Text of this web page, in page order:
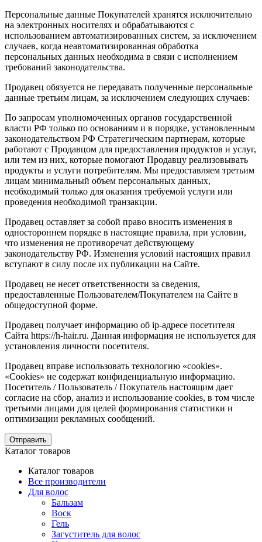
Персональные данные Покупателей хранятся исключительно
на электронных носителях и обрабатываются с
использованием автоматизированных систем, за исключением
случаев, когда неавтоматизированная обработка
персональных данных необходима в связи с исполнением
требований законодательства.
Продавец обязуется не передавать полученные персональные
данные третьим лицам, за исключением следующих случаев:
По запросам уполномоченных органов государственной
власти РФ только по основаниям и в порядке, установленным
законодательством РФ Стратегическим партнерам, которые
работают с Продавцом для предоставления продуктов и услуг,
или тем из них, которые помогают Продавцу реализовывать
продукты и услуги потребителям. Мы предоставляем третьим
лицам минимальный объем персональных данных,
необходимый только для оказания требуемой услуги или
проведения необходимой транзакции.
Продавец оставляет за собой право вносить изменения в
одностороннем порядке в настоящие правила, при условии,
что изменения не противоречат действующему
законодательству РФ. Изменения условий настоящих правил
вступают в силу после их публикации на Сайте.
Продавец не несет ответственности за сведения,
предоставленные Пользователем/Покупателем на Сайте в
общедоступной форме.
Продавец получает информацию об ip-адресе посетителя
Сайта https://h-hair.ru. Данная информация не используется для
установления личности посетителя.
Продавец вправе использовать технологию «cookies».
«Cookies» не содержат конфиденциальную информацию.
Посетитель / Пользователь / Покупатель настоящим дает
согласие на сбор, анализ и использование cookies, в том числе
третьими лицами для целей формирования статистики и
оптимизации рекламных сообщений.
Отправить
Каталог товаров
Каталог товаров
Все производители
Для волос
Бальзам
Воск
Гель
Загуститель для волос